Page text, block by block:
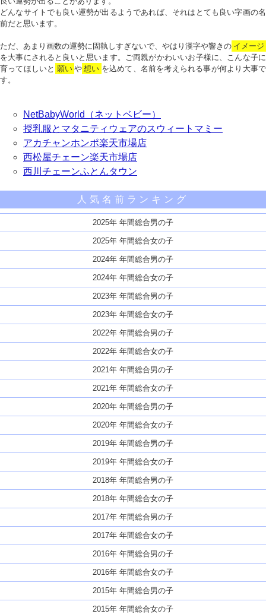
どんなサイトでも良い運勢が出るようであれば、それはとても良い字画の名
前だと思います。
ただ、あまり画数の運勢に固執しすぎないで、やはり漢字や響きの イメージ
を大事にされると良いと思います。ご両親がかわいいお子様に、こんな子に
育ってほしいと 願い や 想い を込めて、名前を考えられる事が何より大事で
す。
NetBabyWorld（ネットベビー）
授乳服とマタニティウェアのスウィートマミー
アカチャンホンポ楽天市場店
西松屋チェーン楽天市場店
西川チェーンふとんタウン
人気名前ランキング
2025年 年間総合男の子
2025年 年間総合女の子
2024年 年間総合男の子
2024年 年間総合女の子
2023年 年間総合男の子
2023年 年間総合女の子
2022年 年間総合男の子
2022年 年間総合女の子
2021年 年間総合男の子
2021年 年間総合女の子
2020年 年間総合男の子
2020年 年間総合女の子
2019年 年間総合男の子
2019年 年間総合女の子
2018年 年間総合男の子
2018年 年間総合女の子
2017年 年間総合男の子
2017年 年間総合女の子
2016年 年間総合男の子
2016年 年間総合女の子
2015年 年間総合男の子
2015年 年間総合女の子